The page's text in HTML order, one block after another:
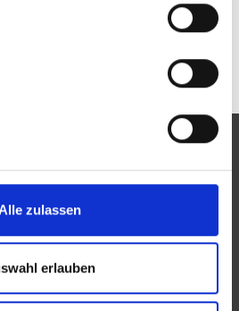
Alle zulassen
erlauben
der Augenoptiker und
seine Mitglieder
und Landesinnungen